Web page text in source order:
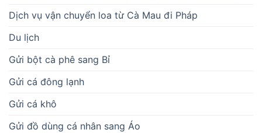
Dịch vụ vận chuyển loa từ Cà Mau đi Pháp
Du lịch
Gửi bột cà phê sang Bỉ
Gửi cá đông lạnh
Gửi cá khô
Gửi đồ dùng cá nhân sang Áo